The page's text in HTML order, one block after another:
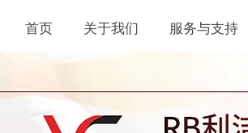
首页 关于我们 服务与支持